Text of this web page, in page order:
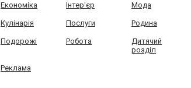
Економіка Інтер'єр Мода
Кулінарія Послуги Родина
Подорожі Робота
Дитячий
розділ
Реклама